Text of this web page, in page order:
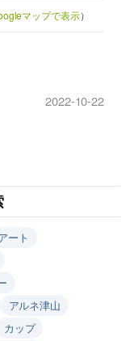
マップで表示）
2022-10-22
ート
アルネ津山
カップ